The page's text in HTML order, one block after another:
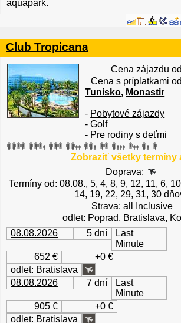
aquapark.
Club Tropicana
Cena zájazdu
Cena s príplatkami
Tunisko, Monastir
- Pobytové zájazdy
-Golf
- Pre rodiny s deťmi
Zobraziť všetky termíny
Doprava:
Termíny od: 08.08., 5, 4, 8, 9, 12, 11, 6,
14, 19, 22, 29, 31, 30
Strava: all Inclusive
odlet: Poprad, Bratislava,
08.08.2026
5 dní
Last
Minute
652 €
+0 €
odlet: Bratislava
08.08.2026
7 dní
Last
Minute
905 €
+0 €
odlet: Bratislava